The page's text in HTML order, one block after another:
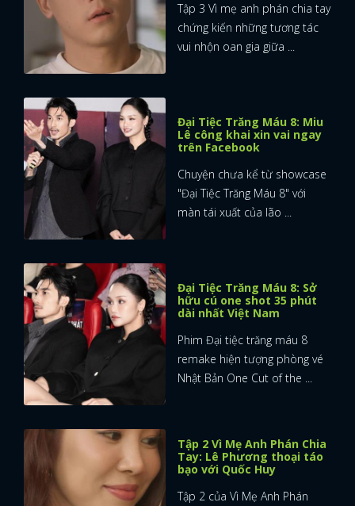
Tập 3 Vì mẹ anh phán chia tay
chứng kiến những tương tác
vui nhộn oan gia giữa ...
Đại Tiệc Trăng Máu 8: Miu
Lê công khai xin vai ngay
trên Facebook
Chuyện chưa kể từ showcase
"Đại Tiệc Trăng Máu 8" với
màn tái xuất của lão ...
Đại Tiệc Trăng Máu 8: Sở
hữu cú one shot 35 phút
dài nhất Việt Nam
Phim Đại tiệc trăng máu 8
remake hiện tượng phòng vé
Nhật Bản One Cut of the ...
Tập 2 Vì Mẹ Anh Phán Chia
Tay: Lê Phương thoại táo
bạo với Quốc Huy
Tập 2 của Vì Mẹ Anh Phán